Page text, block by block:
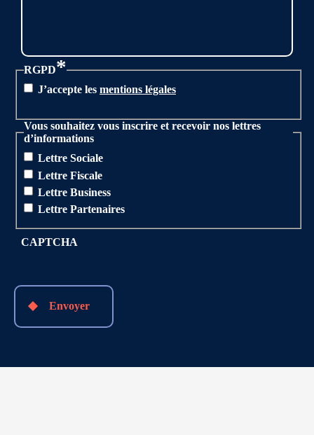
RGPD*
J’accepte les mentions légales
Vous souhaitez vous inscrire et recevoir nos lettres
d’informations
Lettre Sociale
Lettre Fiscale
Lettre Business
Lettre Partenaires
CAPTCHA
Envoyer